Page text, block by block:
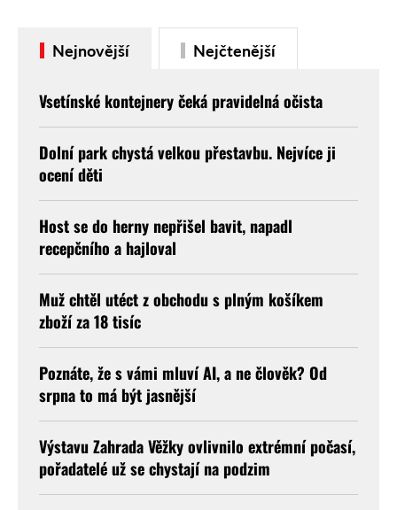
do naplněnosti významných
vodních …
Nejnovější Nejčtenější
Vsetínské kontejnery čeká pravidelná očista
Dolní park chystá velkou přestavbu. Nejvíce ji
ocení děti
Host se do herny nepřišel bavit, napadl
recepčního a hajloval
Muž chtěl utéct z obchodu s plným košíkem
zboží za 18 tisíc
Poznáte, že s vámi mluví AI, a ne člověk? Od
srpna to má být jasnější
Výstavu Zahrada Věžky ovlivnilo extrémní počasí,
pořadatelé už se chystají na podzim